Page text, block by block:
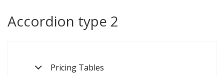
Accordion type 2
Pricing Tables